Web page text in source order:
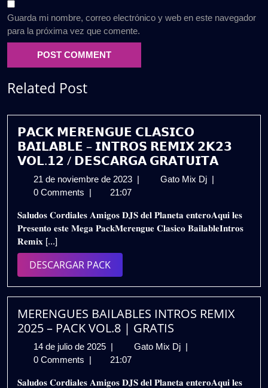
Guarda mi nombre, correo electrónico y web en este navegador
para la próxima vez que comente.
Related Post
𝗣𝗔𝗖𝗞 𝗠𝗘𝗥𝗘𝗡𝗚𝗨𝗘 𝗖𝗟𝗔𝗦𝗜𝗖𝗢
𝗕𝗔𝗜𝗟𝗔𝗕𝗟𝗘 – 𝗜𝗡𝗧𝗥𝗢𝗦 𝗥𝗘𝗠𝗜𝗫 𝟮𝗞𝟮𝟯
𝗩𝗢𝗟.𝟭𝟮 / 𝗗𝗘𝗦𝗖𝗔𝗥𝗚𝗔 𝗚𝗥𝗔𝗧𝗨𝗜𝗧𝗔
21 de noviembre de 2023 21
de
2023
| Gato Mix Dj 𝗣𝗔𝗖𝗞
𝗕𝗔𝗜𝗟𝗔𝗕𝗟𝗘
–
/
𝗗𝗘𝗦𝗖𝗔𝗥𝗚𝗔
|
0 Comments | 21:07
𝐒𝐚𝐥𝐮𝐝𝐨𝐬 𝐂𝐨𝐫𝐝𝐢𝐚𝐥𝐞𝐬 𝐀𝐦𝐢𝐠𝐨𝐬 𝐃𝐉𝐒 𝐝𝐞𝐥 𝐏𝐥𝐚𝐧𝐞𝐭𝐚 𝐞𝐧𝐭𝐞𝐫𝐨𝐀𝐪𝐮𝐢 𝐥𝐞𝐬
𝐏𝐫𝐞𝐬𝐞𝐧𝐭𝐨 𝐞𝐬𝐭𝐞 𝐌𝐞𝐠𝐚 𝐏𝐚𝐜𝐤𝐌𝐞𝐫𝐞𝐧𝐠𝐮𝐞 𝐂𝐥𝐚𝐬𝐢𝐜𝐨 𝐁𝐚𝐢𝐥𝐚𝐛𝐥𝐞𝐈𝐧𝐭𝐫𝐨𝐬
𝐑𝐞𝐦𝐢𝐱 [...]
DESCARGAR PACKDESCARGAR
PACK
MERENGUES BAILABLES INTROS REMIX
2025 – PACK VOL.8 | GRATIS
14 de julio de 2025 14
de
de
| Gato Mix Dj MERENGUES
REMIX
|
0 Comments | 21:07
𝐒𝐚𝐥𝐮𝐝𝐨𝐬 𝐂𝐨𝐫𝐝𝐢𝐚𝐥𝐞𝐬 𝐀𝐦𝐢𝐠𝐨𝐬 𝐃𝐉𝐒 𝐝𝐞𝐥 𝐏𝐥𝐚𝐧𝐞𝐭𝐚 𝐞𝐧𝐭𝐞𝐫𝐨𝐀𝐪𝐮𝐢 𝐥𝐞𝐬